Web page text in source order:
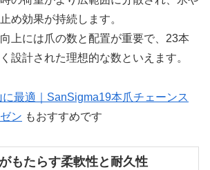
め効果が持続します。
上には爪の数と配置が重要で、23本
設計された理想的な数といえます。
に最適｜SanSigma19本爪チェーンス
ン もおすすめです
もたらす柔軟性と耐久性